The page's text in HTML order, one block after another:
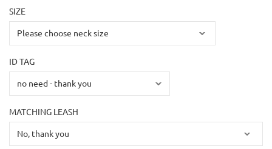
SIZE
ID TAG
MATCHING LEASH